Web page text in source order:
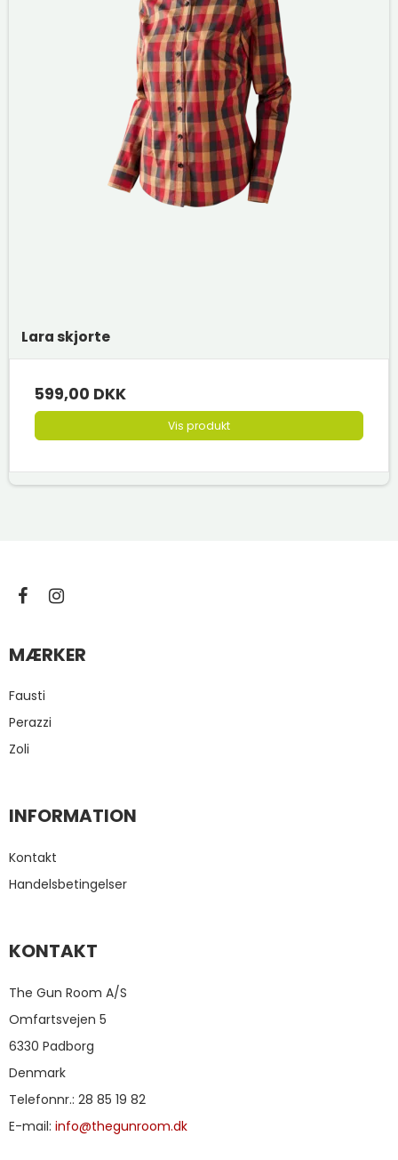
Lara skjorte
599,00 DKK
Vis produkt
MÆRKER
Fausti
Perazzi
Zoli
INFORMATION
Kontakt
Handelsbetingelser
KONTAKT
The Gun Room A/S
Omfartsvejen 5
6330 Padborg
Denmark
Telefonnr.: 28 85 19 82
E-mail: info@thegunroom.dk